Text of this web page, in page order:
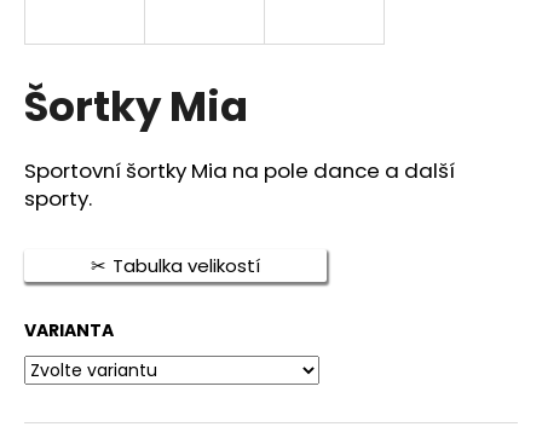
Šortky Mia
Sportovní šortky Mia na pole dance a další
sporty.
Tabulka velikostí
VARIANTA
í
t
?
HLEDAT
D